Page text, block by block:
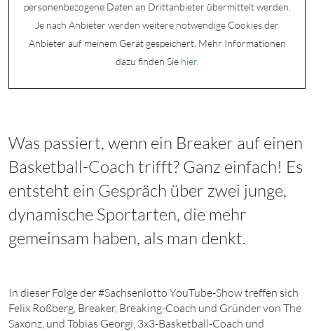
personenbezogene Daten an Drittanbieter übermittelt werden.
Je nach Anbieter werden weitere notwendige Cookies der
Anbieter auf meinem Gerät gespeichert. Mehr Informationen
dazu finden Sie hier.
Was passiert, wenn ein Breaker auf einen
Basketball-Coach trifft? Ganz einfach! Es
entsteht ein Gespräch über zwei junge,
dynamische Sportarten, die mehr
gemeinsam haben, als man denkt.
In dieser Folge der #Sachsenlotto YouTube-Show treffen sich
Felix Roßberg, Breaker, Breaking-Coach und Gründer von The
Saxonz, und Tobias Georgi, 3x3-Basketball-Coach und